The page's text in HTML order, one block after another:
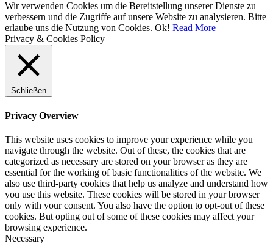
Wir verwenden Cookies um die Bereitstellung unserer Dienste zu
verbessern und die Zugriffe auf unsere Website zu analysieren. Bitte
erlaube uns die Nutzung von Cookies. Ok! Read More
Privacy & Cookies Policy
Schließen
Privacy Overview
This website uses cookies to improve your experience while you
navigate through the website. Out of these, the cookies that are
categorized as necessary are stored on your browser as they are
essential for the working of basic functionalities of the website. We
also use third-party cookies that help us analyze and understand how
you use this website. These cookies will be stored in your browser
only with your consent. You also have the option to opt-out of these
cookies. But opting out of some of these cookies may affect your
browsing experience.
Necessary